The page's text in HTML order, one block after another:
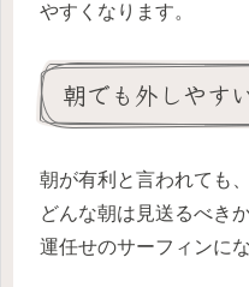
やすくなります。
朝でも外しやす
朝が有利と言われても
どんな朝は見送るべき
運任せのサーフィンに